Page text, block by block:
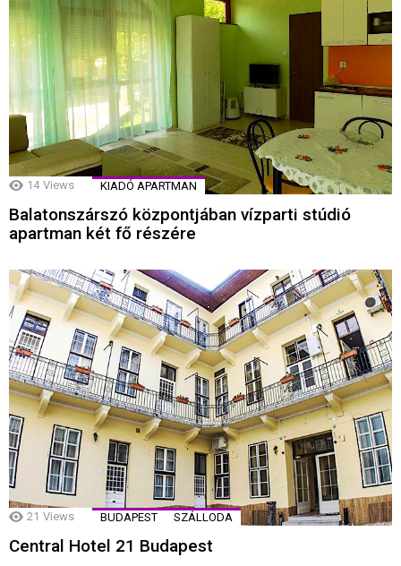
14 Views KIADÓ APARTMAN
Balatonszárszó központjában vízparti stúdió
apartman két fő részére
21 Views BUDAPEST SZÁLLODA
Central Hotel 21 Budapest